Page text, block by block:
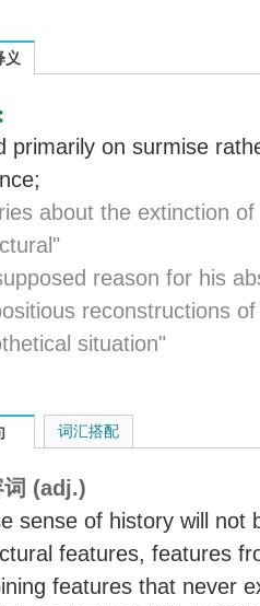
文翻译是什么意思，词典释义与在
义
primarily on surmise
about the extinction
reason for his
reconstructions
situation"
法和样例：
词 (adj.)
sense of history will not
features, features
features that never
词汇搭配